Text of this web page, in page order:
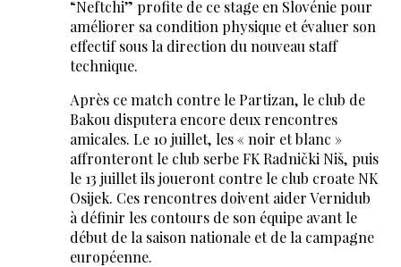
“Neftchi” profite de ce stage en Slovénie pour
améliorer sa condition physique et évaluer son
effectif sous la direction du nouveau staff
technique.
Après ce match contre le Partizan, le club de
Bakou disputera encore deux rencontres
amicales. Le 10 juillet, les « noir et blanc »
affronteront le club serbe FK Radnički Niš, puis
le 13 juillet ils joueront contre le club croate NK
Osijek. Ces rencontres doivent aider Vernidub
à définir les contours de son équipe avant le
début de la saison nationale et de la campagne
européenne.